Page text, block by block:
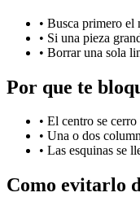
• Busca primero el
• Si una pieza
• Borrar una sola
Por que te
• El centro se cerro
• Una o dos
• Las esquinas se
Como evitarlo